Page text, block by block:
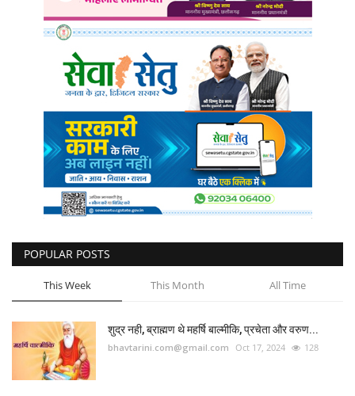
POPULAR POSTS
This Week This Month All Time
शुद्र नही, ब्राह्मण थे महर्षि बाल्मीकि, प्रचेता और वरुण...
bhavtarini.com@gmail.com Oct 17, 2024 128